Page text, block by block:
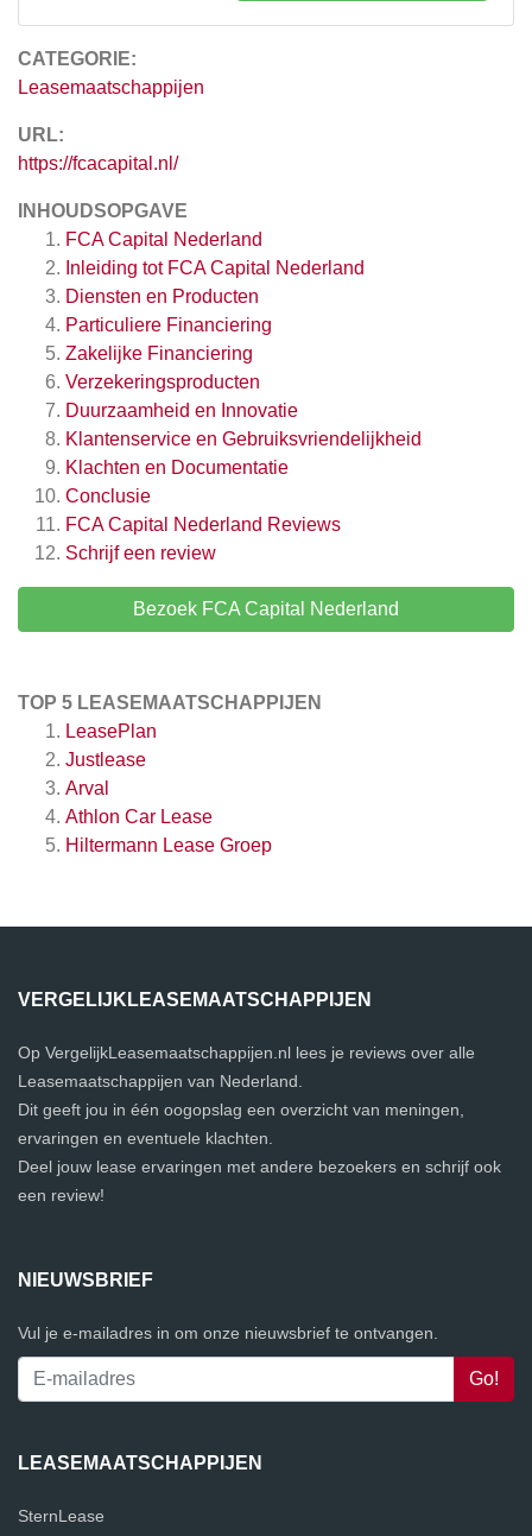
CATEGORIE:
Leasemaatschappijen
URL:
https://fcacapital.nl/
INHOUDSOPGAVE
FCA Capital Nederland
Inleiding tot FCA Capital Nederland
Diensten en Producten
Particuliere Financiering
Zakelijke Financiering
Verzekeringsproducten
Duurzaamheid en Innovatie
Klantenservice en Gebruiksvriendelijkheid
Klachten en Documentatie
Conclusie
FCA Capital Nederland Reviews
Schrijf een review
Bezoek FCA Capital Nederland
TOP 5 LEASEMAATSCHAPPIJEN
LeasePlan
Justlease
Arval
Athlon Car Lease
Hiltermann Lease Groep
VERGELIJKLEASEMAATSCHAPPIJEN
Op VergelijkLeasemaatschappijen.nl lees je reviews over alle
Leasemaatschappijen van Nederland.
Dit geeft jou in één oogopslag een overzicht van meningen,
ervaringen en eventuele klachten.
Deel jouw lease ervaringen met andere bezoekers en schrijf ook
een review!
NIEUWSBRIEF
Vul je e-mailadres in om onze nieuwsbrief te ontvangen.
LEASEMAATSCHAPPIJEN
SternLease